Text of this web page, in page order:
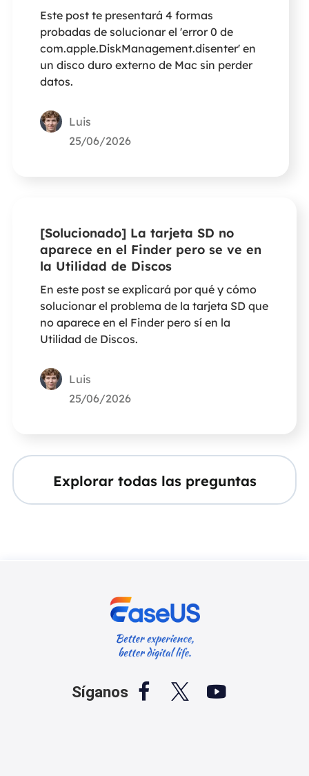
Este post te presentará 4 formas
probadas de solucionar el 'error 0 de
com.apple.DiskManagement.disenter' en
un disco duro externo de Mac sin perder
datos.
Luis
25/06/2026
[Solucionado] La tarjeta SD no
aparece en el Finder pero se ve en
la Utilidad de Discos
En este post se explicará por qué y cómo
solucionar el problema de la tarjeta SD que
no aparece en el Finder pero sí en la
Utilidad de Discos.
Luis
25/06/2026
Explorar todas las preguntas
Síganos   